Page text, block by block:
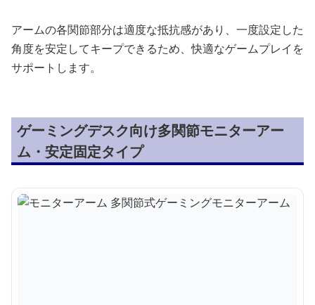
アームの各関節部分は適度な抵抗感があり、一度設定した
角度を安定してキープできるため、快適なゲームプレイを
サポートします。
ゲーミングデスク向け多関節モニターアー
ム・安定固定タイプ